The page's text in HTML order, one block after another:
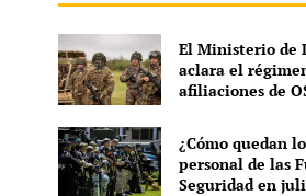
El Ministerio de
aclara el
afiliaciones de
¿Cómo quedan
personal de las
Seguridad en